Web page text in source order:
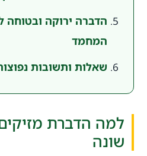
הדברה ירוקה ובטוחה
המחמד
שאלות ותשובות
למה הדברת
שונה